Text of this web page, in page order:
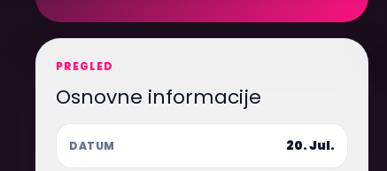
PREGLED
Osnovne informacije
DATUM 20. Jul.